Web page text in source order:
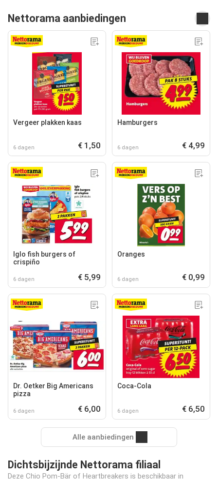
Nettorama aanbiedingen
Vergeer plakken kaas
6 dagen € 1,50
Hamburgers
6 dagen € 4,99
Iglo fish burgers of
crispiño
6 dagen € 5,99
Oranges
6 dagen € 0,99
Dr. Oetker Big Americans
pizza
6 dagen € 6,00
Coca-Cola
6 dagen € 6,50
Alle aanbiedingen
Dichtsbijzijnde Nettorama filiaal
Deze Chio Pom-Bär of Heartbreakers is beschikbaar in